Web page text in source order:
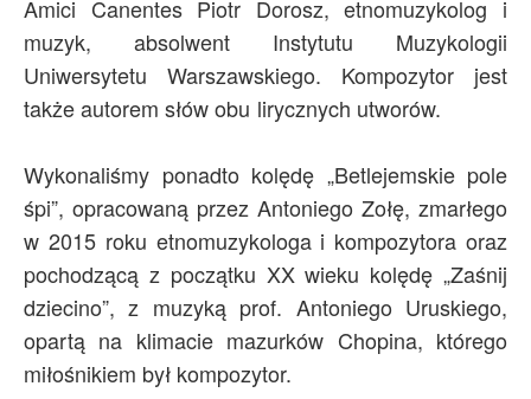
Amici Canentes Piotr Dorosz, etnomuzykolog i
muzyk, absolwent Instytutu Muzykologii
Uniwersytetu Warszawskiego. Kompozytor jest
także autorem słów obu lirycznych utworów.
Wykonaliśmy ponadto kolędę „Betlejemskie pole
śpi”, opracowaną przez Antoniego Zołę, zmarłego
w 2015 roku etnomuzykologa i kompozytora oraz
pochodzącą z początku XX wieku kolędę „Zaśnij
dziecino”, z muzyką prof. Antoniego Uruskiego,
opartą na klimacie mazurków Chopina, którego
miłośnikiem był kompozytor.